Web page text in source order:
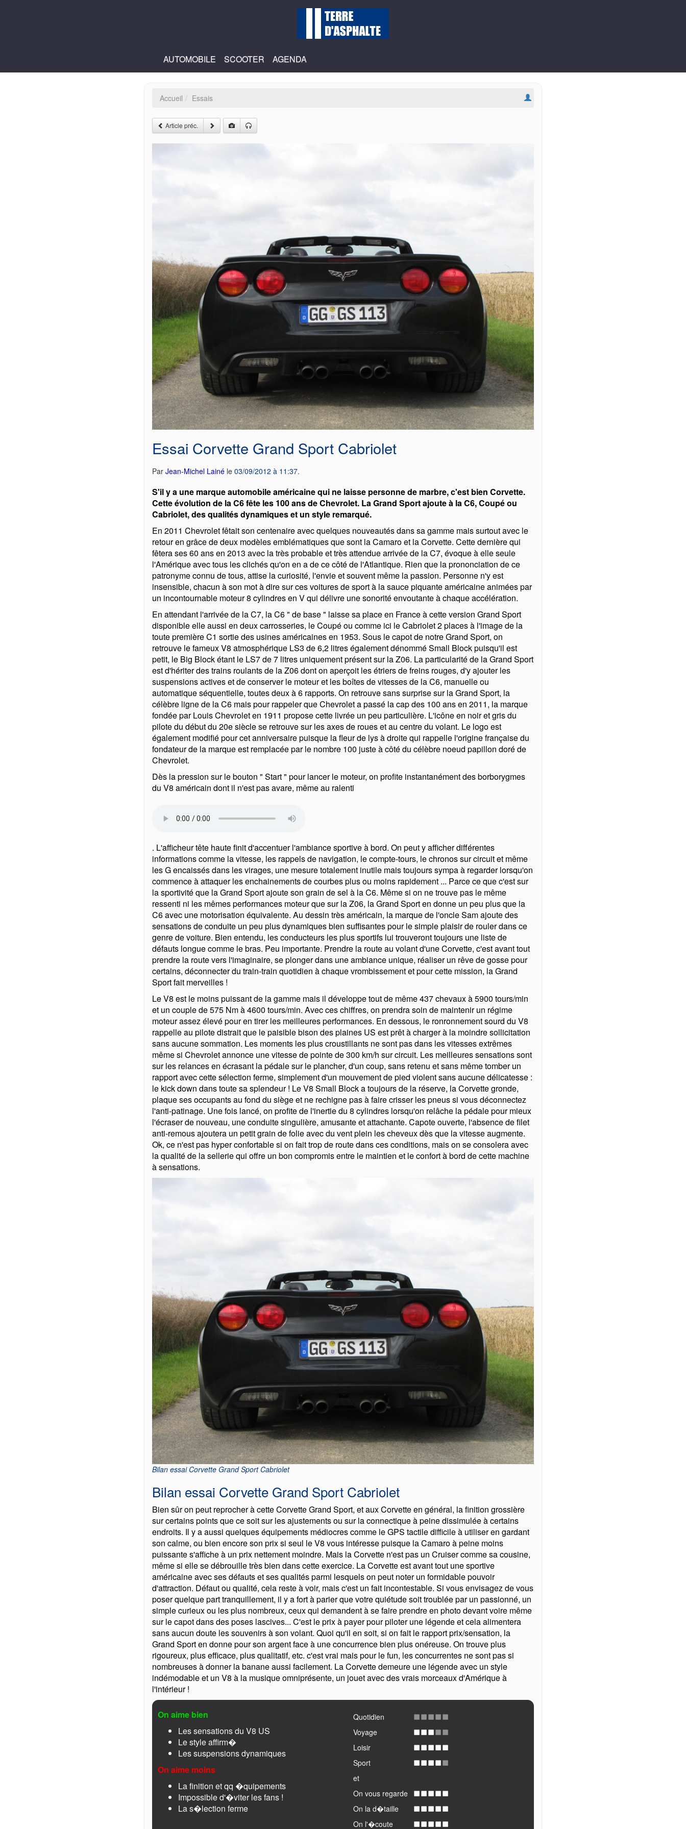
AUTOMOBILE SCOOTER AGENDA
Accueil Essais
Article préc.
Essai Corvette Grand Sport Cabriolet
Par Jean-Michel Lainé le 03/09/2012 à 11:37.
S'il y a une marque automobile américaine qui ne laisse personne de marbre, c'est bien Corvette.
Cette évolution de la C6 fête les 100 ans de Chevrolet. La Grand Sport ajoute à la C6, Coupé ou
Cabriolet, des qualités dynamiques et un style remarqué.
En 2011 Chevrolet fêtait son centenaire avec quelques nouveautés dans sa gamme mais surtout avec le
retour en grâce de deux modèles emblématiques que sont la Camaro et la Corvette. Cette dernière qui
fêtera ses 60 ans en 2013 avec la très probable et très attendue arrivée de la C7, évoque à elle seule
l'Amérique avec tous les clichés qu'on en a de ce côté de l'Atlantique. Rien que la prononciation de ce
patronyme connu de tous, attise la curiosité, l'envie et souvent même la passion. Personne n'y est
insensible, chacun à son mot à dire sur ces voitures de sport à la sauce piquante américaine animées par
un incontournable moteur 8 cylindres en V qui délivre une sonorité envoutante à chaque accélération.
En attendant l'arrivée de la C7, la C6
de base
laisse sa place en France à cette version Grand Sport
disponible elle aussi en deux carrosseries, le Coupé ou comme ici le Cabriolet 2 places à l'image de la
toute première C1 sortie des usines américaines en 1953. Sous le capot de notre Grand Sport, on
retrouve le fameux V8 atmosphérique LS3 de 6,2 litres également dénommé Small Block puisqu'il est
petit, le Big Block étant le LS7 de 7 litres uniquement présent sur la Z06. La particularité de la Grand Sport
est d'hériter des trains roulants de la Z06 dont on aperçoit les étriers de freins rouges, d'y ajouter les
suspensions actives et de conserver le moteur et les boîtes de vitesses de la C6, manuelle ou
automatique séquentielle, toutes deux à 6 rapports. On retrouve sans surprise sur la Grand Sport, la
célèbre ligne de la C6 mais pour rappeler que Chevrolet a passé la cap des 100 ans en 2011, la marque
fondée par Louis Chevrolet en 1911 propose cette livrée un peu particulière. L'icône en noir et gris du
pilote du début du 20e siècle se retrouve sur les axes de roues et au centre du volant. Le logo est
également modifié pour cet anniversaire puisque la fleur de lys à droite qui rappelle l'origine française du
fondateur de la marque est remplacée par le nombre 100 juste à côté du célèbre noeud papillon doré de
Chevrolet.
Dès la pression sur le bouton
Start
pour lancer le moteur, on profite instantanément des borborygmes
du V8 américain dont il n'est pas avare, même au ralenti
. L'afficheur tête haute finit d'accentuer l'ambiance sportive à bord. On peut y afficher différentes
informations comme la vitesse, les rappels de navigation, le compte-tours, le chronos sur circuit et même
les G encaissés dans les virages, une mesure totalement inutile mais toujours sympa à regarder lorsqu'on
commence à attaquer les enchainements de courbes plus ou moins rapidement ... Parce ce que c'est sur
la sportivité que la Grand Sport ajoute son grain de sel à la C6. Même si on ne trouve pas le même
ressenti ni les mêmes performances moteur que sur la Z06, la Grand Sport en donne un peu plus que la
C6 avec une motorisation équivalente. Au dessin très américain, la marque de l'oncle Sam ajoute des
sensations de conduite un peu plus dynamiques bien suffisantes pour le simple plaisir de rouler dans ce
genre de voiture. Bien entendu, les conducteurs les plus sportifs lui trouveront toujours une liste de
défauts longue comme le bras. Peu importante. Prendre la route au volant d'une Corvette, c'est avant tout
prendre la route vers l'imaginaire, se plonger dans une ambiance unique, réaliser un rêve de gosse pour
certains, déconnecter du train-train quotidien à chaque vrombissement et pour cette mission, la Grand
Sport fait merveilles !
Le V8 est le moins puissant de la gamme mais il développe tout de même 437 chevaux à 5900 tours/min
et un couple de 575 Nm à 4600 tours/min. Avec ces chiffres, on prendra soin de maintenir un régime
moteur assez élevé pour en tirer les meilleures performances. En dessous, le ronronnement sourd du V8
rappelle au pilote distrait que le paisible bison des plaines US est prêt à charger à la moindre sollicitation
sans aucune sommation. Les moments les plus croustillants ne sont pas dans les vitesses extrêmes
même si Chevrolet annonce une vitesse de pointe de 300 km/h sur circuit. Les meilleures sensations sont
sur les relances en écrasant la pédale sur le plancher, d'un coup, sans retenu et sans même tomber un
rapport avec cette sélection ferme, simplement d'un mouvement de pied violent sans aucune délicatesse :
le kick down dans toute sa splendeur ! Le V8 Small Block a toujours de la réserve, la Corvette gronde,
plaque ses occupants au fond du siège et ne rechigne pas à faire crisser les pneus si vous déconnectez
l'anti-patinage. Une fois lancé, on profite de l'inertie du 8 cylindres lorsqu'on relâche la pédale pour mieux
l'écraser de nouveau, une conduite singulière, amusante et attachante. Capote ouverte, l'absence de filet
anti-remous ajoutera un petit grain de folie avec du vent plein les cheveux dès que la vitesse augmente.
Ok, ce n'est pas hyper confortable si on fait trop de route dans ces conditions, mais on se consolera avec
la qualité de la sellerie qui offre un bon compromis entre le maintien et le confort à bord de cette machine
à sensations.
Bilan essai Corvette Grand Sport Cabriolet
Bilan essai Corvette Grand Sport Cabriolet
Bien sûr on peut reprocher à cette Corvette Grand Sport, et aux Corvette en général, la finition grossière
sur certains points que ce soit sur les ajustements ou sur la connectique à peine dissimulée à certains
endroits. Il y a aussi quelques équipements médiocres comme le GPS tactile difficile à utiliser en gardant
son calme, ou bien encore son prix si seul le V8 vous intéresse puisque la Camaro à peine moins
puissante s'affiche à un prix nettement moindre. Mais la Corvette n'est pas un Cruiser comme sa cousine,
même si elle se débrouille très bien dans cette exercice. La Corvette est avant tout une sportive
américaine avec ses défauts et ses qualités parmi lesquels on peut noter un formidable pouvoir
d'attraction. Défaut ou qualité, cela reste à voir, mais c'est un fait incontestable. Si vous envisagez de vous
poser quelque part tranquillement, il y a fort à parier que votre quiétude soit troublée par un passionné, un
simple curieux ou les plus nombreux, ceux qui demandent à se faire prendre en photo devant voire même
sur le capot dans des poses lascives... C'est le prix à payer pour piloter une légende et cela alimentera
sans aucun doute les souvenirs à son volant. Quoi qu'il en soit, si on fait le rapport prix/sensation, la
Grand Sport en donne pour son argent face à une concurrence bien plus onéreuse. On trouve plus
rigoureux, plus efficace, plus qualitatif, etc. c'est vrai mais pour le fun, les concurrentes ne sont pas si
nombreuses à donner la banane aussi facilement. La Corvette demeure une légende avec un style
indémodable et un V8 à la musique omniprésente, un jouet avec des vrais morceaux d'Amérique à
l'intérieur !
On aime bien
Les sensations du V8 US
Le style affirm�
Les suspensions dynamiques
On aime moins
La finition et qq �quipements
Impossible d'�viter les fans !
La s�lection ferme
Quotidien
Voyage
Loisir
Sport
et
On vous regarde
On la d�taille
On l'�coute